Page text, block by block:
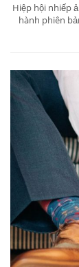
Hiệp hội nhiếp
hành phiên